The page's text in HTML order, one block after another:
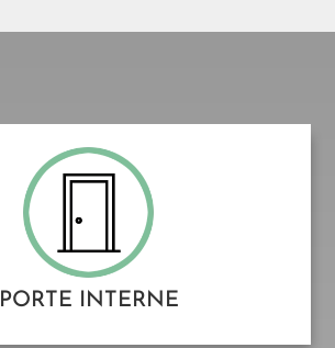
PORTE INTERNE